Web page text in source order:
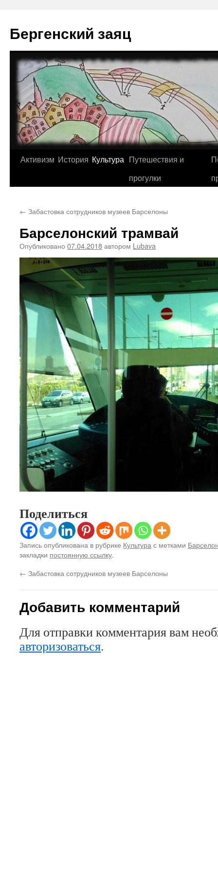
содержимому
Бергенский заяц
Активизм История Культура Путешествия и
прогулки
← Забастовка сотрудников музеев Барселоны
Барселонский трамвай
Опубликовано 07.04.2018автором Lubava
Поделиться
Запись опубликована в рубрике Культура с метками
закладки постоянную ссылку.
← Забастовка сотрудников музеев Барселоны
Добавить комментарий
Для отправки комментария вам
авторизоваться.